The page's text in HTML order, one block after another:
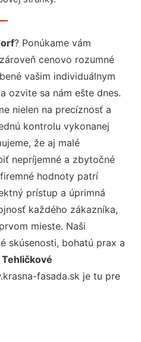
? Ponúkame vám
cenovo rozumné
vašim individuálnym
ozvite sa nám ešte dnes.
nielen na precíznosť a
kontrolu vykonanej
že aj malé
nepríjemné a zbytočné
hodnoty patrí
prístup a úprimná
každého zákazníka,
mieste. Naši
skúsenosti, bohatú prax a
Tehličkové
fasada.sk je tu pre